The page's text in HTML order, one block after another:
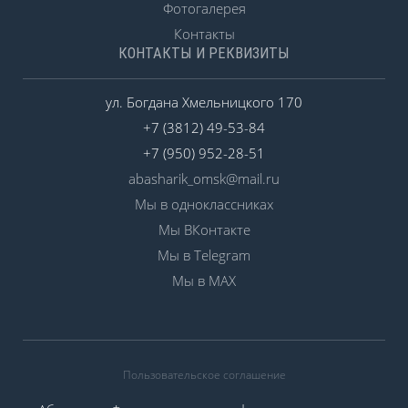
Фотогалерея
Контакты
КОНТАКТЫ И РЕКВИЗИТЫ
ул. Богдана Хмельницкого 170
+7 (3812) 49-53-84
+7 (950) 952-28-51
abasharik_omsk@mail.ru
Мы в одноклассниках
Мы ВКонтакте
Мы в Telegram
Мы в MAX
Пользовательское соглашение